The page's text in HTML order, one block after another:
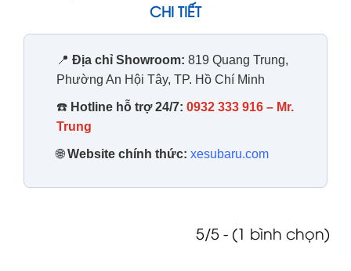
CHI TIẾT
📍 Địa chỉ Showroom: 819 Quang Trung,
Phường An Hội Tây, TP. Hồ Chí Minh
☎️ Hotline hỗ trợ 24/7: 0932 333 916 – Mr.
Trung
🌐Website chính thức: xesubaru.com
5/5 - (1 bình chọn)